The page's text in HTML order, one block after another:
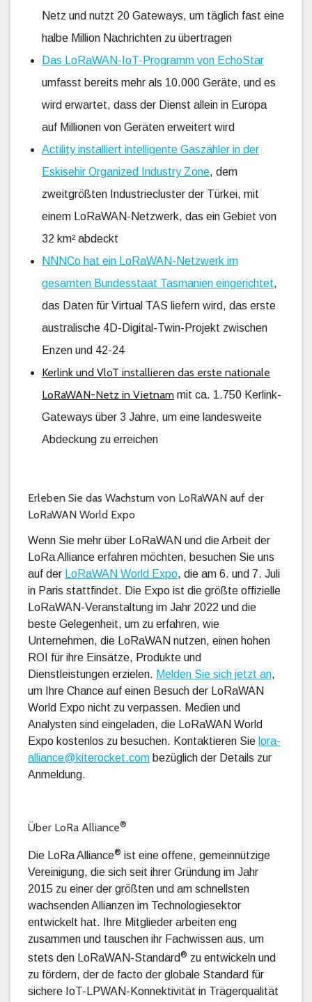
Netz und nutzt 20 Gateways, um täglich fast eine
halbe Million Nachrichten zu übertragen
Das LoRaWAN-IoT-Programm von EchoStar
umfasst bereits mehr als 10.000 Geräte, und es
wird erwartet, dass der Dienst allein in Europa
auf Millionen von Geräten erweitert wird
Actility installiert intelligente Gaszähler in der
Eskisehir Organized Industry Zone, dem
zweitgrößten Industriecluster der Türkei, mit
einem LoRaWAN-Netzwerk, das ein Gebiet von
32 km² abdeckt
NNNCo hat ein LoRaWAN-Netzwerk im
gesamten Bundesstaat Tasmanien eingerichtet,
das Daten für Virtual TAS liefern wird, das erste
australische 4D-Digital-Twin-Projekt zwischen
Enzen und 42-24
Kerlink und VloT installieren das erste nationale
LoRaWAN-Netz in Vietnam mit ca. 1.750 Kerlink-
Gateways über 3 Jahre, um eine landesweite
Abdeckung zu erreichen
Erleben Sie das Wachstum von LoRaWAN auf der
LoRaWAN World Expo
Wenn Sie mehr über LoRaWAN und die Arbeit der
LoRa Alliance erfahren möchten, besuchen Sie uns
auf der LoRaWAN World Expo, die am 6. und 7. Juli
in Paris stattfindet. Die Expo ist die größte offizielle
LoRaWAN-Veranstaltung im Jahr 2022 und die
beste Gelegenheit, um zu erfahren, wie
Unternehmen, die LoRaWAN nutzen, einen hohen
ROI für ihre Einsätze, Produkte und
Dienstleistungen erzielen. Melden Sie sich jetzt an,
um Ihre Chance auf einen Besuch der LoRaWAN
World Expo nicht zu verpassen. Medien und
Analysten sind eingeladen, die LoRaWAN World
Expo kostenlos zu besuchen. Kontaktieren Sie lora-
alliance@kiterocket.com bezüglich der Details zur
Anmeldung.
Über LoRa Alliance®
Die LoRa Alliance® ist eine offene, gemeinnützige
Vereinigung, die sich seit ihrer Gründung im Jahr
2015 zu einer der größten und am schnellsten
wachsenden Allianzen im Technologiesektor
entwickelt hat. Ihre Mitglieder arbeiten eng
zusammen und tauschen ihr Fachwissen aus, um
stets den LoRaWAN-Standard® zu entwickeln und
zu fördern, der de facto der globale Standard für
sichere IoT-LPWAN-Konnektivität in Trägerqualität